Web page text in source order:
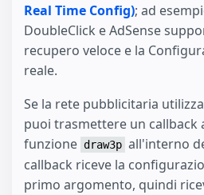
Real Time Config); ad
DoubleClick e AdSense
recupero veloce e la
reale.
Se la rete pubblicitaria
puoi trasmettere un callback
funzione draw3p all'interno
callback riceve la
primo argomento, quindi